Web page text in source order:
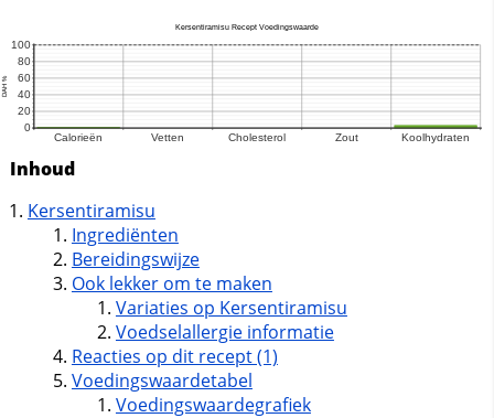
Inhoud
Kersentiramisu
Ingrediënten
Bereidingswijze
Ook lekker om te maken
Variaties op Kersentiramisu
Voedselallergie informatie
Reacties op dit recept (1)
Voedingswaardetabel
Voedingswaardegrafiek